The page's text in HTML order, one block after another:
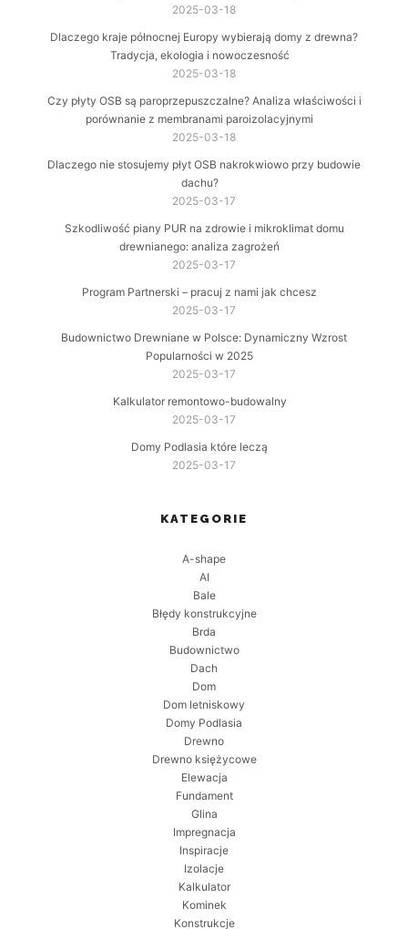
2025-03-18
Dlaczego kraje północnej Europy wybierają domy z drewna?
Tradycja, ekologia i nowoczesność
2025-03-18
Czy płyty OSB są paroprzepuszczalne? Analiza właściwości i
porównanie z membranami paroizolacyjnymi
2025-03-18
Dlaczego nie stosujemy płyt OSB nakrokwiowo przy budowie
dachu?
2025-03-17
Szkodliwość piany PUR na zdrowie i mikroklimat domu
drewnianego: analiza zagrożeń
2025-03-17
Program Partnerski – pracuj z nami jak chcesz
2025-03-17
Budownictwo Drewniane w Polsce: Dynamiczny Wzrost
Popularności w 2025
2025-03-17
Kalkulator remontowo-budowalny
2025-03-17
Domy Podlasia które leczą
2025-03-17
KATEGORIE
A-shape
AI
Bale
Błędy konstrukcyjne
Brda
Budownictwo
Dach
Dom
Dom letniskowy
Domy Podlasia
Drewno
Drewno księżycowe
Elewacja
Fundament
Glina
Impregnacja
Inspiracje
Izolacje
Kalkulator
Kominek
Konstrukcje